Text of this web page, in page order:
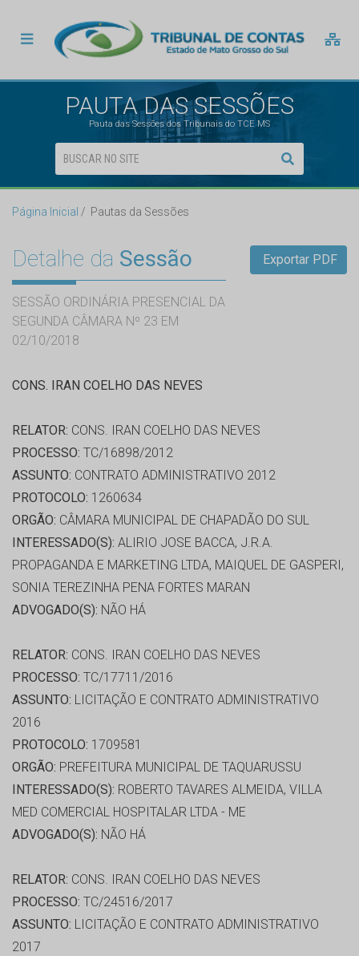
PAUTA DAS SESSÕES
Pauta das Sessões dos Tribunais do TCE MS
Página Inicial Pautas da Sessões
Detalhe da Sessão
SESSÃO ORDINÁRIA PRESENCIAL DA
SEGUNDA CÂMARA Nº 23 EM
02/10/2018
Exportar PDF
CONS. IRAN COELHO DAS NEVES
RELATOR: CONS. IRAN COELHO DAS NEVES
PROCESSO: TC/16898/2012
ASSUNTO: CONTRATO ADMINISTRATIVO 2012
PROTOCOLO: 1260634
ORGÃO: CÂMARA MUNICIPAL DE CHAPADÃO DO SUL
INTERESSADO(S): ALIRIO JOSE BACCA, J.R.A.
PROPAGANDA E MARKETING LTDA, MAIQUEL DE GASPERI,
SONIA TEREZINHA PENA FORTES MARAN
ADVOGADO(S): NÃO HÁ
RELATOR: CONS. IRAN COELHO DAS NEVES
PROCESSO: TC/17711/2016
ASSUNTO: LICITAÇÃO E CONTRATO ADMINISTRATIVO
2016
PROTOCOLO: 1709581
ORGÃO: PREFEITURA MUNICIPAL DE TAQUARUSSU
INTERESSADO(S): ROBERTO TAVARES ALMEIDA, VILLA
MED COMERCIAL HOSPITALAR LTDA - ME
ADVOGADO(S): NÃO HÁ
RELATOR: CONS. IRAN COELHO DAS NEVES
PROCESSO: TC/24516/2017
ASSUNTO: LICITAÇÃO E CONTRATO ADMINISTRATIVO
2017